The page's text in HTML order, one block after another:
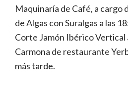
Maquinaría de Café, a cargo
de Algas con Suralgas a las
Corte Jamón Ibérico Vertical
Carmona de restaurante
más tarde.